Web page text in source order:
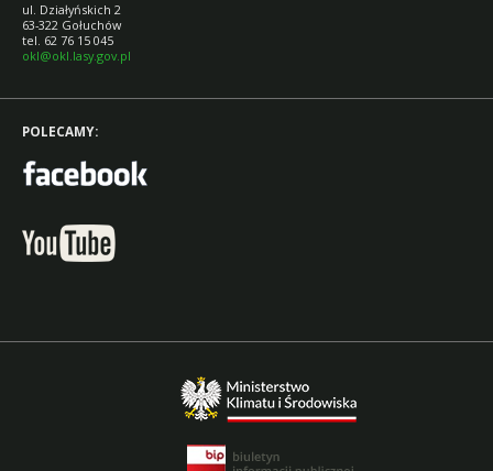
ul. Działyńskich 2
63-322 Gołuchów
tel. 62 76 15 045
okl@okl.lasy.gov.pl
POLECAMY: